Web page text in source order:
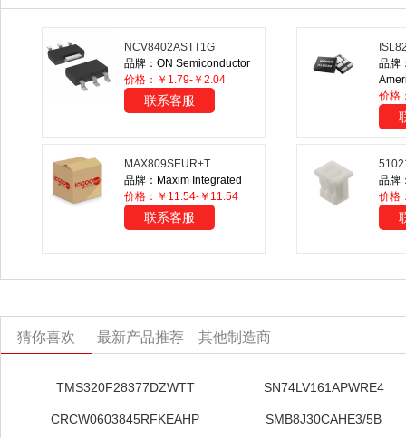
NCV8402ASTT1G
品牌：ON Semiconductor
价格：￥1.79-￥2.04
联系客服
品牌
价格
MAX809SEUR+T
品牌：Maxim Integrated
价格：￥11.54-￥11.54
联系客服
品牌
价格
猜你喜欢 最新产品推荐 其他制造商
TMS320F28377DZWTT SN74LV161APWRE4
CRCW0603845RFKEAHP SMB8J30CAHE3/5B